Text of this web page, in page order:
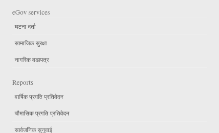
eGov services
घटना दर्ता
सामाजिक सुरक्षा
नागरिक वडापत्र
Reports
वार्षिक प्रगति प्रतिवेदन
चौमासिक प्रगति प्रतिवेदन
सार्वजनिक सुनुवाई